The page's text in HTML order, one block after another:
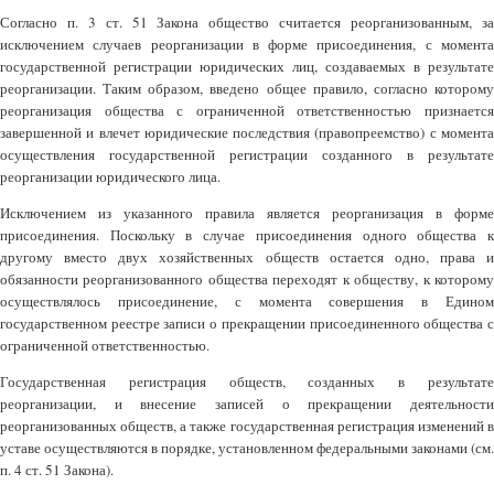
Согласно п. 3 ст. 51 Закона общество считается реорганизованным, за
исключением случаев реорганизации в форме присоединения, с момента
государственной регистрации юридических лиц, создаваемых в результате
реорганизации. Таким образом, введено общее правило, согласно которому
реорганизация общества с ограниченной ответственностью признается
завершенной и влечет юридические последствия (правопреемство) с момента
осуществления государственной регистрации созданного в результате
реорганизации юридического лица.
Исключением из указанного правила является реорганизация в форме
присоединения. Поскольку в случае присоединения одного общества к
другому вместо двух хозяйственных обществ остается одно, права и
обязанности реорганизованного общества переходят к обществу, к которому
осуществлялось присоединение, с момента совершения в Едином
государственном реестре записи о прекращении присоединенного общества с
ограниченной ответственностью.
Государственная регистрация обществ, созданных в результате
реорганизации, и внесение записей о прекращении деятельности
реорганизованных обществ, а также государственная регистрация изменений в
уставе осуществляются в порядке, установленном федеральными законами (см.
п. 4 ст. 51 Закона).